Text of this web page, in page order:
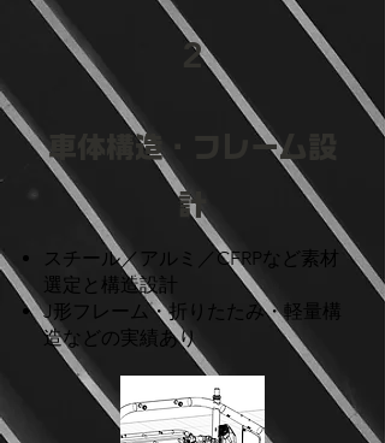
2
車体構造・フレーム設
計
スチール／アルミ／CFRPなど素材
選定と構造設計
J形フレーム・折りたたみ・軽量構
造などの実績あり